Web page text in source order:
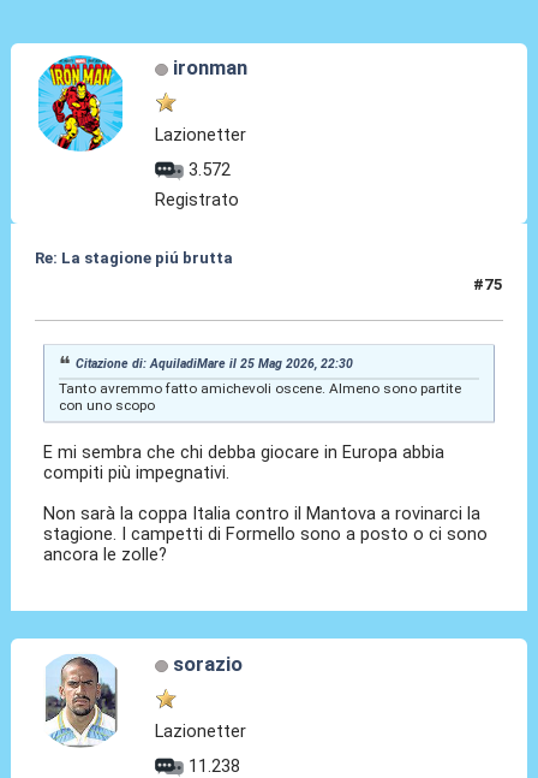
ironman
Lazionetter
3.572
Registrato
Re: La stagione piú brutta
#75
Citazione di: AquiladiMare il 25 Mag 2026, 22:30
Tanto avremmo fatto amichevoli oscene. Almeno sono partite
con uno scopo
E mi sembra che chi debba giocare in Europa abbia
compiti più impegnativi.
Non sarà la coppa Italia contro il Mantova a rovinarci la
stagione. I campetti di Formello sono a posto o ci sono
ancora le zolle?
sorazio
Lazionetter
11.238